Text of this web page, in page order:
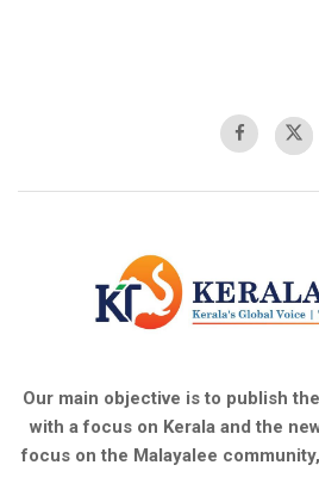
Our main objective is to publish
with a focus on Kerala and the
focus on the Malayalee